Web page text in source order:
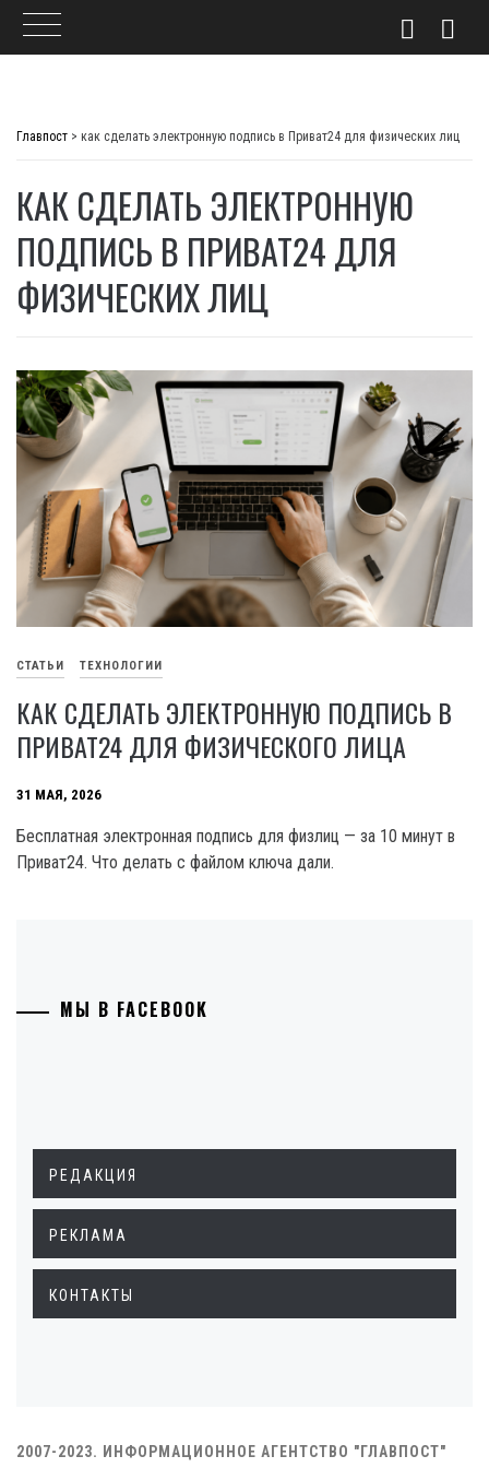
Главпост > как сделать электронную подпись в Приват24 для физических лиц
КАК СДЕЛАТЬ ЭЛЕКТРОННУЮ
ПОДПИСЬ В ПРИВАТ24 ДЛЯ
ФИЗИЧЕСКИХ ЛИЦ
СТАТЬИ ТЕХНОЛОГИИ
КАК СДЕЛАТЬ ЭЛЕКТРОННУЮ ПОДПИСЬ В
ПРИВАТ24 ДЛЯ ФИЗИЧЕСКОГО ЛИЦА
31 МАЯ, 2026
Бесплатная электронная подпись для физлиц — за 10 минут в
Приват24. Что делать с файлом ключа дали.
МЫ В FACEBOOK
РЕДАКЦИЯ
РЕКЛАМА
КОНТАКТЫ
2007-2023. ИНФОРМАЦИОННОЕ АГЕНТСТВО "ГЛАВПОСТ"